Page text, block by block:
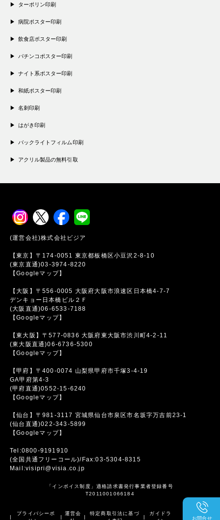
お問合せ
ターポリン印刷
病院ポスター印刷
飲食店ポスター印刷
パチンコポスター印刷
ナイト系ポスター印刷
和紙ポスター印刷
名刺印刷
はがき印刷
バックライトフィルム印刷
アクリル製品の無料引取
(運営会社)株式会社ビジア
【東京】〒174-0051 東京都板橋区小豆沢2-8-10
(東京直通)03-3974-8220
【Googleマップ】
【大阪】〒556-0005 大阪府大阪市浪速区日本橋4-7-7
デンキョー日本橋ビル２Ｆ
(大阪直通)06-6533-7188
【Googleマップ】
【東大阪】〒577-0836 大阪府東大阪市渋川町4-2-11
(東大阪直通)06-6736-5300
【Googleマップ】
【甲府】〒400-0074 山梨県甲府市千塚3-4-19
GA甲府第4-3
(甲府直通)0552-15-6240
【Googleマップ】
【仙台】〒981-3117 宮城県仙台市泉区市名坂字万吉前23-1
(仙台直通)022-343-5899
【Googleマップ】
Tel:0800-9191910
(全国共通フリーコール)/Fax:03-5304-8315
Mail:visipri@visia.co.jp
「インボイス制度」適格請求書発行事業者登録番号
T2011001066184
|
プライバシーポ
|
運営会
|
特定商取引法に基づ
|
ガイドラ